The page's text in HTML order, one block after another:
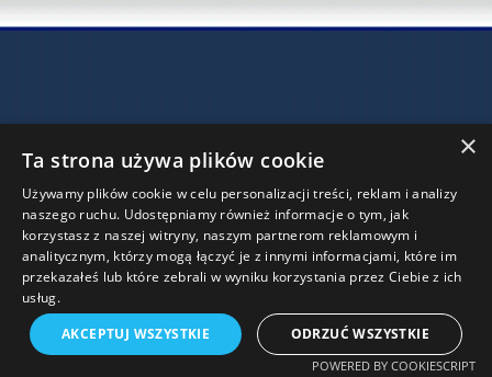
×
Ta strona używa plików cookie
Używamy plików cookie w celu personalizacji treści, reklam i analizy
naszego ruchu. Udostępniamy również informacje o tym, jak
korzystasz z naszej witryny, naszym partnerom reklamowym i
analitycznym, którzy mogą łączyć je z innymi informacjami, które im
przekazałeś lub które zebrali w wyniku korzystania przez Ciebie z ich
usług.
AKCEPTUJ WSZYSTKIE
ODRZUĆ WSZYSTKIE
POWERED BY COOKIESCRIPT